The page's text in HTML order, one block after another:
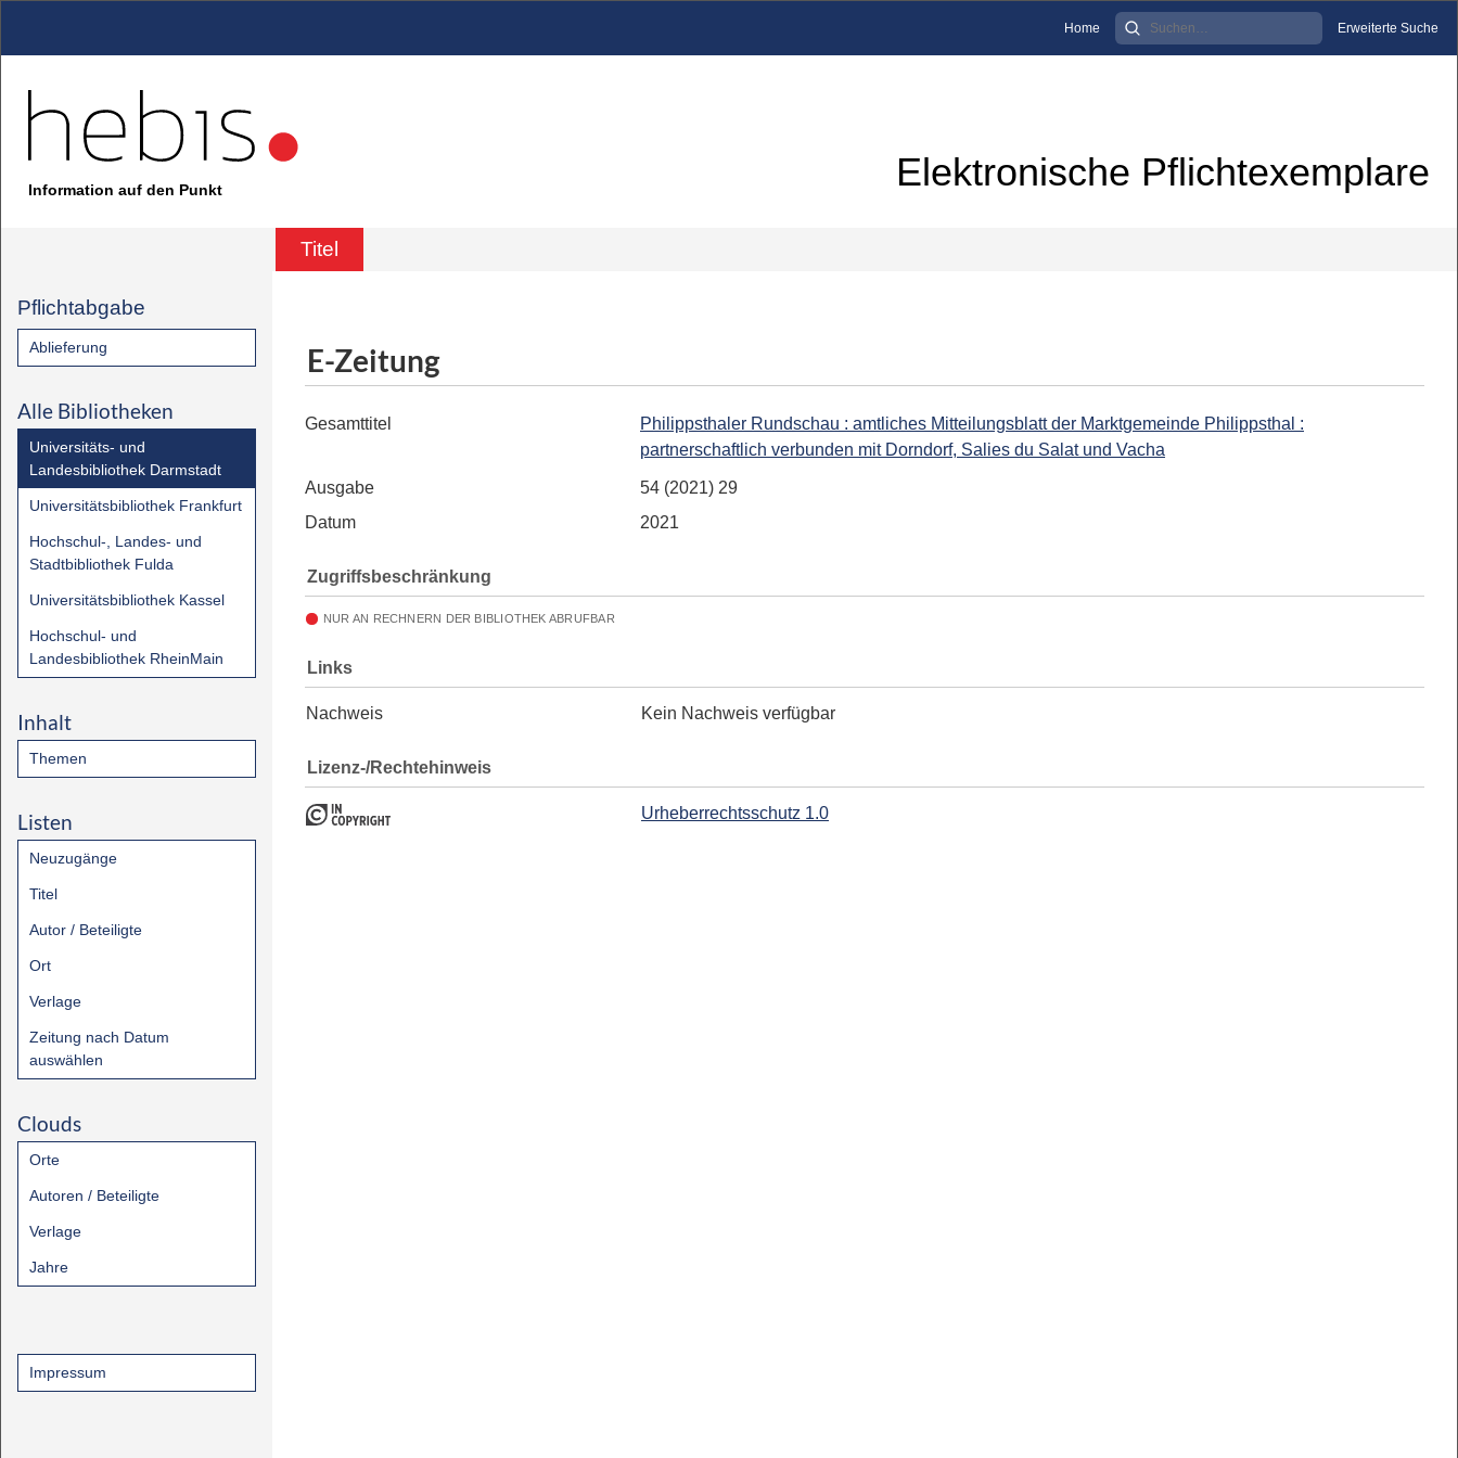
Home Erweiterte Suche
Information auf den Punkt Elektronische Pflichtexemplare
Titel
Pflichtabgabe
Ablieferung
Alle Bibliotheken
Universitäts- und
Landesbibliothek Darmstadt
Universitätsbibliothek Frankfurt
Hochschul-, Landes- und
Stadtbibliothek Fulda
Universitätsbibliothek Kassel
Hochschul- und
Landesbibliothek RheinMain
Inhalt
Themen
Listen
Neuzugänge
Titel
Autor / Beteiligte
Ort
Verlage
Zeitung nach Datum
auswählen
Clouds
Orte
Autoren / Beteiligte
Verlage
Jahre
Impressum
E-Zeitung
Gesamttitel
Philippsthaler Rundschau : amtliches Mitteilungsblatt der Marktgemeinde Philippsthal :
partnerschaftlich verbunden mit Dorndorf, Salies du Salat und Vacha
Ausgabe
54 (2021) 29
Datum
2021
Zugriffsbeschränkung
NUR AN RECHNERN DER BIBLIOTHEK ABRUFBAR
Links
Nachweis Kein Nachweis verfügbar
Lizenz-/Rechtehinweis
Urheberrechtsschutz 1.0